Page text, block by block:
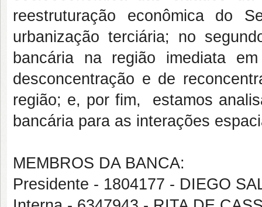
reestruturação econômica do
urbanização terciária; no
bancária na região imediata
desconcentração e de
região; e, por fim, estamos
bancária para as interações
MEMBROS DA BANCA:
Presidente - 1804177 - DIEGO